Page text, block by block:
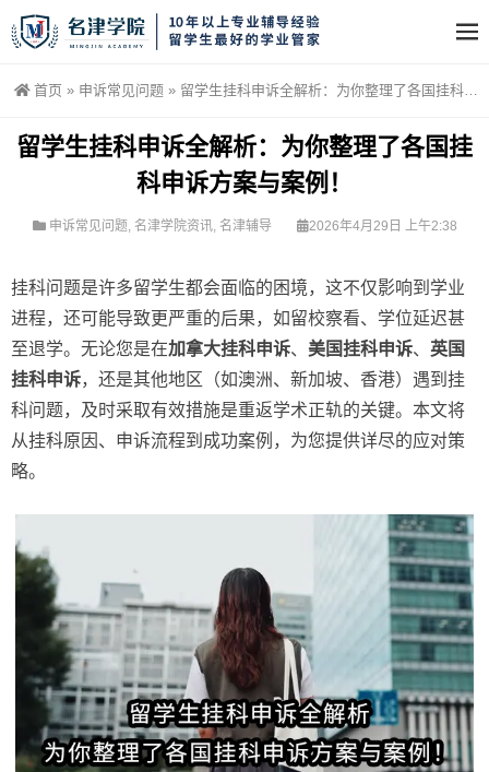
首页 » 申诉常见问题 » 留学生挂科申诉全解析：为你整理了各国挂科申诉方案与案例！
留学生挂科申诉全解析：为你整理了各国挂
科申诉方案与案例！
申诉常见问题, 名津学院资讯, 名津辅导 2026年4月29日 上午2:38
挂科问题是许多留学生都会面临的困境，这不仅影响到学业
进程，还可能导致更严重的后果，如留校察看、学位延迟甚
至退学。无论您是在加拿大挂科申诉、 美国挂科申诉、 英国
挂科申诉，还是其他地区（如澳洲、新加坡、香港）遇到挂
科问题，及时采取有效措施是重返学术正轨的关键。本文将
从挂科原因、申诉流程到成功案例，为您提供详尽的应对策
略。